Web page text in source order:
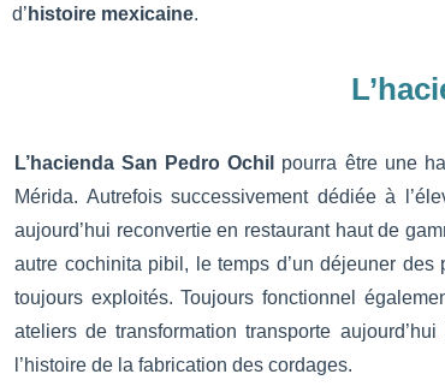
d’ histoire mexicaine.
L’hacienda San Pedro Ochil pourra être une
Mérida. Autrefois successivement dédiée à
aujourd’hui reconvertie en restaurant haut de
autre cochinita pibil, le temps d’un déjeuner
toujours exploités. Toujours fonctionnel
ateliers de transformation transporte
l’histoire de la fabrication des cordages.